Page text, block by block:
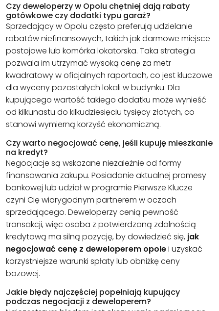
Czy deweloperzy w Opolu chętniej dają rabaty
gotówkowe czy dodatki typu garaż?
Sprzedający w Opolu często preferują udzielanie
rabatów niefinansowych, takich jak darmowe miejsce
postojowe lub komórka lokatorska. Taka strategia
pozwala im utrzymać wysoką cenę za metr
kwadratowy w oficjalnych raportach, co jest kluczowe
dla wyceny pozostałych lokali w budynku. Dla
kupującego wartość takiego dodatku może wynieść
od kilkunastu do kilkudziesięciu tysięcy złotych, co
stanowi wymierną korzyść ekonomiczną.
Czy warto negocjować cenę, jeśli kupuję mieszkanie
na kredyt?
Negocjacje są wskazane niezależnie od formy
finansowania zakupu. Posiadanie aktualnej promesy
bankowej lub udział w programie Pierwsze Klucze
czyni Cię wiarygodnym partnerem w oczach
sprzedającego. Deweloperzy cenią pewność
transakcji, więc osoba z potwierdzoną zdolnością
kredytową ma silną pozycję, by dowiedzieć się, jak
negocjować cenę z deweloperem opolei uzyskać
korzystniejsze warunki spłaty lub obniżkę ceny
bazowej.
Jakie błędy najczęściej popełniają kupujący
podczas negocjacji z deweloperem?